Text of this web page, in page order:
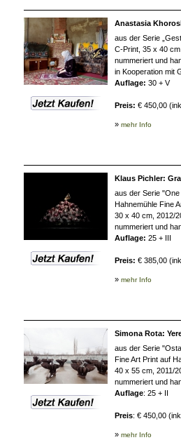
Anastasia
aus der Serie
C-Print, 35 x 40
nummeriert und
in Kooperation mit
Auflage: 30 + V
Preis: € 450,00
» mehr Info
Klaus Pichler:
aus der Serie
Hahnemühle Fine
30 x 40 cm, 2012/
nummeriert und
Auflage: 25 + III
Preis: € 385,00
» mehr Info
Simona Rota:
aus der Serie
Fine Art Print auf
40 x 55 cm, 2011/
nummeriert und
Auflage: 25 + II
Preis: € 450,00
» mehr Info